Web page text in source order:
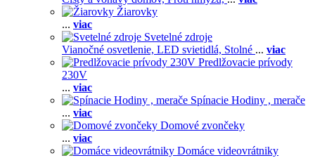
Žiarovky
... viac
Svetelné zdroje
Vianočné osvetlenie, LED svietidlá, Stolné ... viac
Predlžovacie prívody
230V
... viac
Spínacie Hodiny , merače
... viac
Domové zvončeky
... viac
Domáce videovrátniky